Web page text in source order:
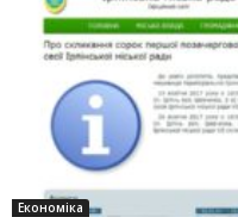
Економіка